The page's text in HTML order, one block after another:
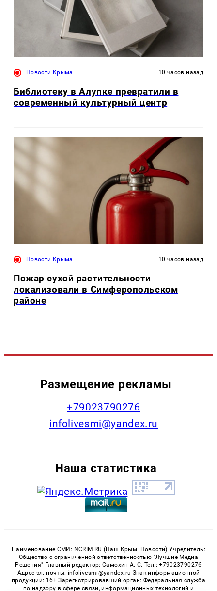
Новости Крыма 10 часов назад
Библиотеку в Алупке превратили в
современный культурный центр
Новости Крыма 10 часов назад
Пожар сухой растительности
локализовали в Симферопольском
районе
Размещение рекламы
+79023790276
infolivesmi@yandex.ru
Наша статистика
Наименование СМИ: NCRIM.RU (Наш Крым. Новости) Учредитель:
Общество с ограниченной ответственностью "Лучшие Медиа
Решения" Главный редактор: Самохин А. С. Тел.: +79023790276
Адрес эл. почты: infolivesmi@yandex.ru Знак информационной
продукции: 16+ Зарегистрировавший орган: Федеральная служба
по надзору в сфере связи, информационных технологий и